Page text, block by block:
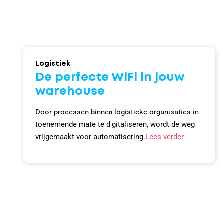
Logistiek
De perfecte WiFi in jouw
warehouse
Door processen binnen logistieke organisaties in
toenemende mate te digitaliseren, wordt de weg
vrijgemaakt voor automatisering.Lees verder